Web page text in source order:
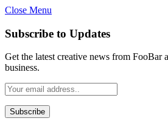
Close Menu
Subscribe to Updates
Get the latest creative news from FooBar
business.